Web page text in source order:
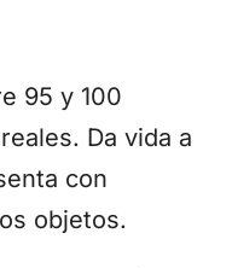
95 y 100
Da vida a
con
objetos.